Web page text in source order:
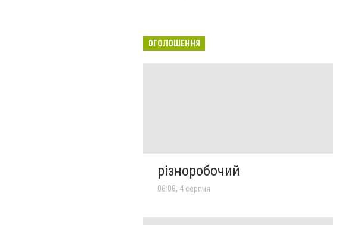
ОГОЛОШЕННЯ
різноробочий
06:08, 4 серпня